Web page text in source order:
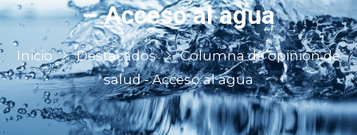
– Acceso al agua
Inicio Destacados
Columna de opinión de
salud - Acceso al agua